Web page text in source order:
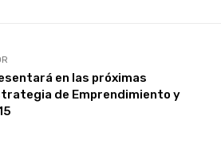
en las próximas
de Emprendimiento y